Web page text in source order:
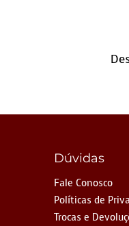
Dúvidas
Fale Conosco
Políticas de
Trocas e